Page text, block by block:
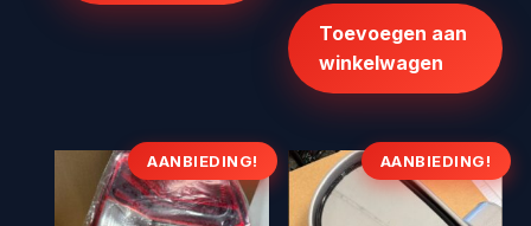
€209,95.
Toevoegen aan
winkelwagen
AANBIEDING! AANBIEDING!